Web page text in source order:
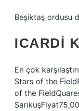
Beşiktaş ordusu
ICARDI
En çok
Stars of the
of the